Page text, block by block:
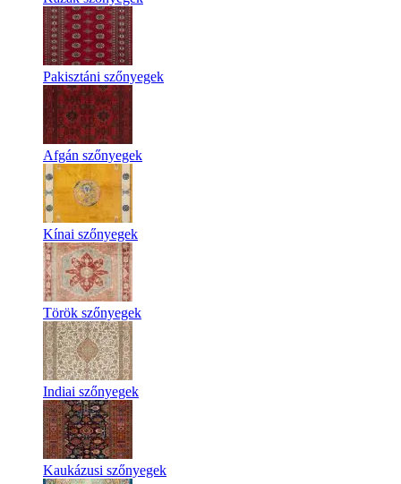
Pakisztáni szőnyegek
Afgán szőnyegek
Kínai szőnyegek
Török szőnyegek
Indiai szőnyegek
Kaukázusi szőnyegek